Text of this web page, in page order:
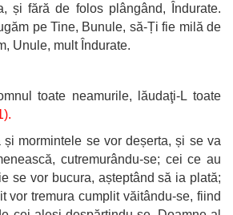
și fără de folos plângând, Îndurate.
pe Tine, Bunule, să-Ți fie milă de
Unule, mult Îndurate.
toate neamurile, lăudaţi-L toate
și mormintele se vor deșerta, și se va
cutremurându-se; cei ce au
se vor bucura, așteptând să ia plată;
vor tremura cumplit văitându-se, fiind